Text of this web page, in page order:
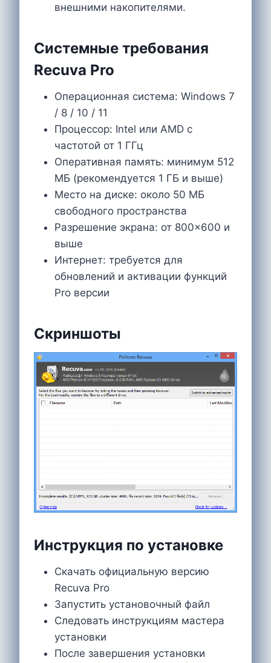
внешними накопителями.
Системные требования
Recuva Pro
Операционная система: Windows 7
/ 8 / 10 / 11
Процессор: Intel или AMD с
частотой от 1 ГГц
Оперативная память: минимум 512
МБ (рекомендуется 1 ГБ и выше)
Место на диске: около 50 МБ
свободного пространства
Разрешение экрана: от 800×600 и
выше
Интернет: требуется для
обновлений и активации функций
Pro версии
Скриншоты
Инструкция по установке
Скачать официальную версию
Recuva Pro
Запустить установочный файл
Следовать инструкциям мастера
установки
После завершения установки